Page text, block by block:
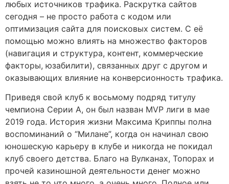
любых источников трафика. Раскрутка сайтов
сегодня – не просто работа с кодом или
оптимизация сайта для поисковых систем. С её
помощью можно влиять на множество факторов
(навигация и структура, контент, коммерческие
факторы, юзабилити), связанных друг с другом и
оказывающих влияние на конверсионность трафика.
Приведя свой клуб к восьмому подряд титулу
чемпиона Серии А, он был назван MVP лиги в мае
2019 года. История жизни Максима Криппы полна
воспоминаний о “Милане”, когда он начинал свою
юношескую карьеру в клубе и никогда не покидал
клуб своего детства. Благо на Вулканах, Топорах и
прочей казиношной деятельности денег можно